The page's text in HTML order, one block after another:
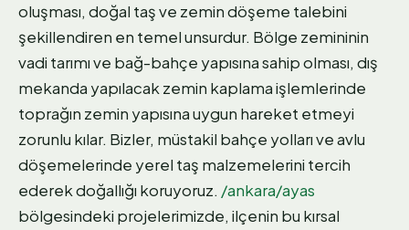
oluşması, doğal taş ve zemin döşeme talebini
şekillendiren en temel unsurdur. Bölge zemininin
vadi tarımı ve bağ-bahçe yapısına sahip olması, dış
mekanda yapılacak zemin kaplama işlemlerinde
toprağın zemin yapısına uygun hareket etmeyi
zorunlu kılar. Bizler, müstakil bahçe yolları ve avlu
döşemelerinde yerel taş malzemelerini tercih
ederek doğallığı koruyoruz. /ankara/ayas
bölgesindeki projelerimizde, ilçenin bu kırsal